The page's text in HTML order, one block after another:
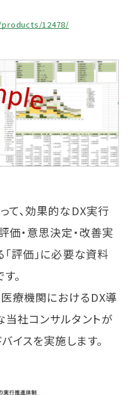
12478/
て、効果的なDX実行
価・意思決定・改善実
「評価」に必要な資料
。
医療機関におけるDX導
社コンサルタントが
イスを実施します。